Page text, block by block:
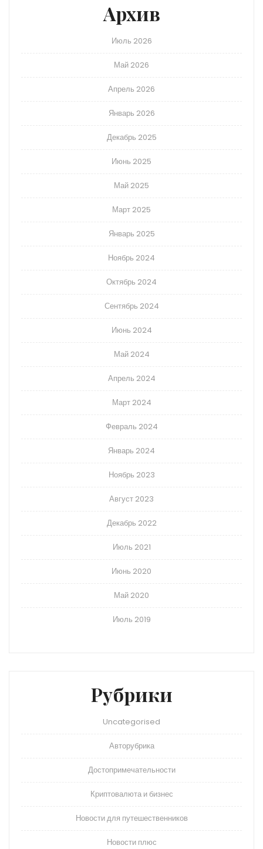
Архив
Июль 2026
Май 2026
Апрель 2026
Январь 2026
Декабрь 2025
Июнь 2025
Май 2025
Март 2025
Январь 2025
Ноябрь 2024
Октябрь 2024
Сентябрь 2024
Июнь 2024
Май 2024
Апрель 2024
Март 2024
Февраль 2024
Январь 2024
Ноябрь 2023
Август 2023
Декабрь 2022
Июль 2021
Июнь 2020
Май 2020
Июль 2019
Рубрики
Uncategorised
Авторубрика
Достопримечательности
Криптовалюта и бизнес
Новости для путешественников
Новости плюс